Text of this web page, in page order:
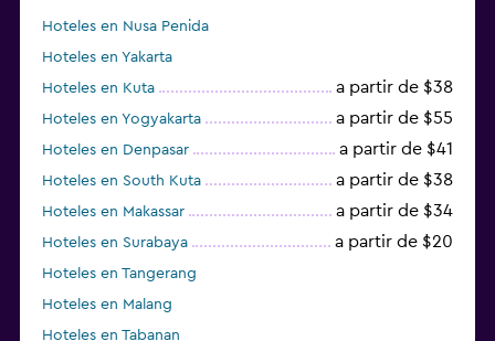
Hoteles en Nusa Penida
Hoteles en Yakarta
Hoteles en Kuta
a partir de $38
Hoteles en Yogyakarta a partir de $55
Hoteles en Denpasar a partir de $41
Hoteles en South Kuta a partir de $38
Hoteles en Makassar a partir de $34
Hoteles en Surabaya a partir de $20
Hoteles en Tangerang
Hoteles en Malang
Hoteles en Tabanan